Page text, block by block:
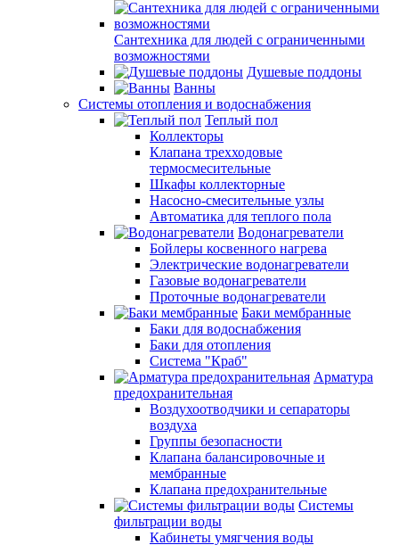
Сантехника для людей с ограниченными
возможностями
Душевые поддоны
Ванны
Системы отопления и водоснабжения
Теплый пол
Коллекторы
Клапана трехходовые
термосмесительные
Шкафы коллекторные
Насосно-смесительные узлы
Автоматика для теплого пола
Водонагреватели
Бойлеры косвенного нагрева
Электрические водонагреватели
Газовые водонагреватели
Проточные водонагреватели
Баки мембранные
Баки для водоснабжения
Баки для отопления
Система "Краб"
Арматура
предохранительная
Воздухоотводчики и сепараторы
воздуха
Группы безопасности
Клапана балансировочные и
мембранные
Клапана предохранительные
Системы
фильтрации воды
Кабинеты умягчения воды